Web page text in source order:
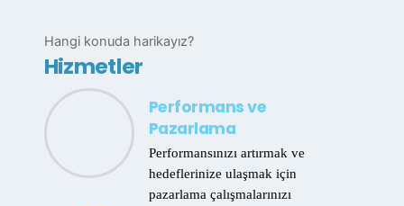
Hangi konuda harikayız?
Hizmetler
Performans ve
Pazarlama
Performansınızı artırmak ve
hedeflerinize ulaşmak için
pazarlama çalışmalarınızı